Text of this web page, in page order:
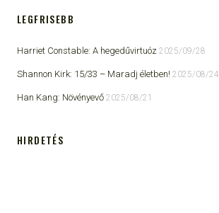
LEGFRISEBB
Harriet Constable: A hegedűvirtuóz 2025/09/28
Shannon Kirk: 15/33 ​– Maradj életben! 2025/08/24
Han Kang: Növényevő 2025/08/21
HIRDETÉS